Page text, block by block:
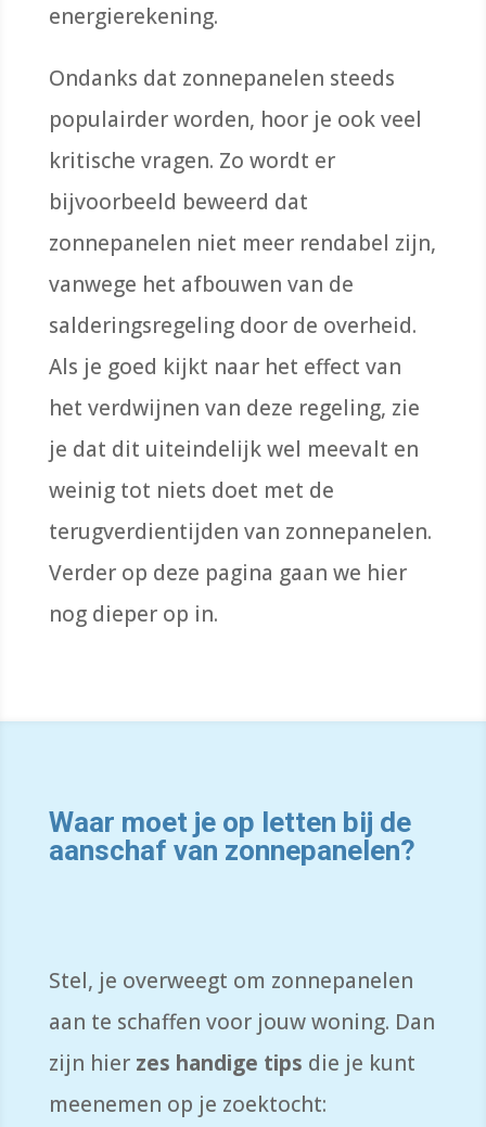
energierekening.
Ondanks dat zonnepanelen steeds
populairder worden, hoor je ook veel
kritische vragen. Zo wordt er
bijvoorbeeld beweerd dat
zonnepanelen niet meer rendabel zijn,
vanwege het afbouwen van de
salderingsregeling door de overheid.
Als je goed kijkt naar het effect van
het verdwijnen van deze regeling, zie
je dat dit uiteindelijk wel meevalt en
weinig tot niets doet met de
terugverdientijden van zonnepanelen.
Verder op deze pagina gaan we hier
nog dieper op in.
Waar moet je op letten bij de
aanschaf van zonnepanelen?
Stel, je overweegt om zonnepanelen
aan te schaffen voor jouw woning. Dan
zijn hierzes handige tips die je kunt
meenemen op je zoektocht: